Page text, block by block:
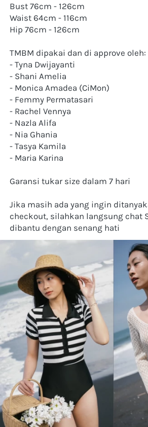
Bust 76cm - 126cm
Waist 64cm - 116cm
Hip 76cm - 126cm
TMBM dipakai dan di approve oleh:
- Tyna Dwijayanti
- Shani Amelia
- Monica Amadea (CiMon)
- Femmy Permatasari
- Rachel Vennya
- Nazla Alifa
- Nia Ghania
- Tasya Kamila
- Maria Karina
Garansi tukar size dalam 7 hari
Jika masih ada yang ingin
checkout, silahkan langsung chat
dibantu dengan senang hati